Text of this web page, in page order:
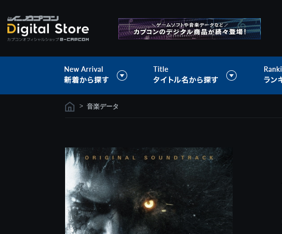
> 音楽データ